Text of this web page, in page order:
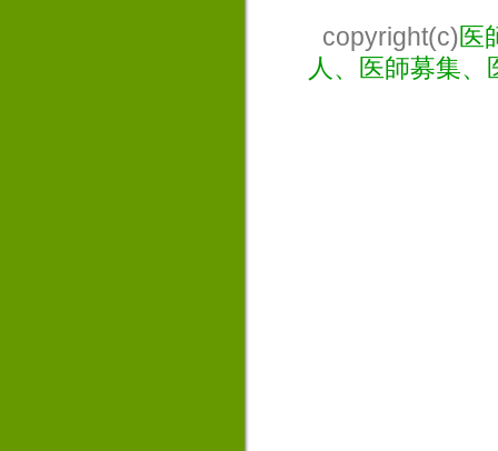
copyright(c)医
人、医師募集、